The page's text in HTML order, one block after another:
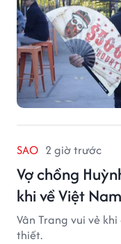
SAO 2 giờ trước
Vợ chồng
khi về Việt Nam
Vân Trang vui vẻ
thiết.